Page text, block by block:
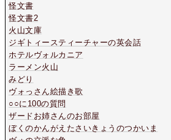
怪文書
怪文書2
火山文庫
ジギトィースティーチャーの英会話
ホテルヴォルカニア
ラーメン火山
みどり
ヴォっさん絵描き歌
○○に100の質問
ザードお姉さんのお部屋
ぼくのかんがえたさいきょうのつかいま